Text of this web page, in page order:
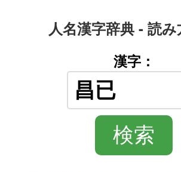
人名漢字辞典 - 読
漢字：